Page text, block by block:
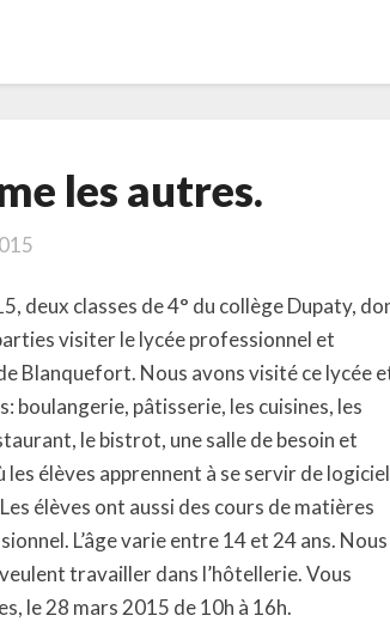
les autres.
deux classes de 4° du collège Dupaty,
visiter le lycée professionnel et
Blanquefort. Nous avons visité ce lycée
boulangerie, pâtisserie, les cuisines, les
le bistrot, une salle de besoin et
les élèves apprennent à se servir de
élèves ont aussi des cours de matières
L’âge varie entre 14 et 24 ans. Nous
travailler dans l’hôtellerie. Vous
le 28 mars 2015 de 10h à 16h.